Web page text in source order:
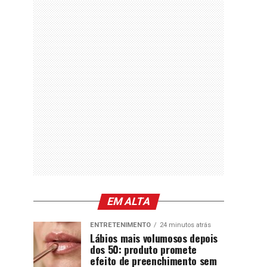
EM ALTA
ENTRETENIMENTO 24 minutos atrás
Lábios mais volumosos depois
dos 50: produto promete
efeito de preenchimento sem